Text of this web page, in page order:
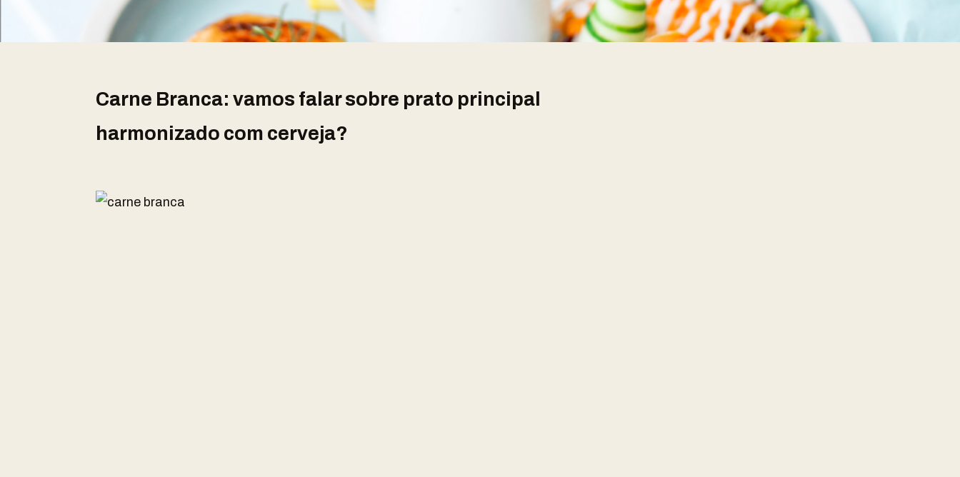
Carne Branca: vamos falar sobre prato principal
harmonizado com cerveja?